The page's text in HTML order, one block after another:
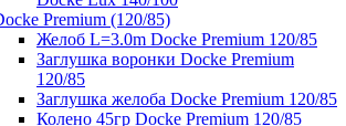
Premium (120/85)
Желоб L=3.0m Docke Premium 120/85
Заглушка воронки Docke Premium
120/85
Заглушка желоба Docke Premium 120/85
Колено 45гр Docke Premium 120/85